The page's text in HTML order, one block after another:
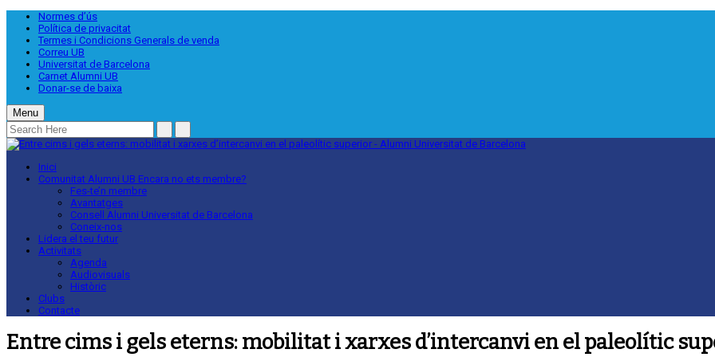
Normes d’ús
Política de privacitat
Termes i Condicions Generals de venda
Correu UB
Universitat de Barcelona
Carnet Alumni UB
Donar-se de baixa
Menu
Inici
Comunitat Alumni UB Encara no ets membre?
Fes-te’n membre
Avantatges
Consell Alumni Universitat de Barcelona
Coneix-nos
Lidera el teu futur
Activitats
Agenda
Audiovisuals
Històric
Clubs
Contacte
Entre cims i gels eterns: mobilitat i xarxes d’intercanvi en el paleolític